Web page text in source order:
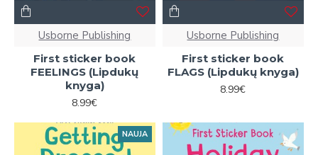
Usborne Publishing
First sticker book
FEELINGS (Lipdukų
knyga)
8.99€
Usborne Publishing
First sticker book
FLAGS (Lipdukų knyga)
8.99€
NAUJA